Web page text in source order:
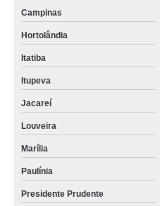
Campinas
Hortolândia
Itatiba
Itupeva
Jacareí
Louveira
Marília
Paulínia
Presidente Prudente